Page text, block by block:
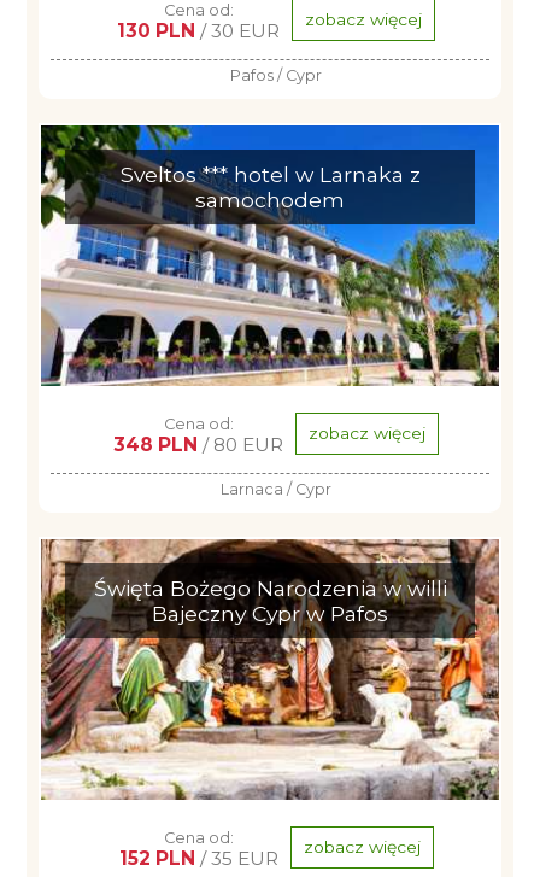
Cena od:
130 PLN / 30 EUR zobacz więcej
Pafos / Cypr
Sveltos *** hotel w Larnaka z
samochodem
Cena od:
348 PLN / 80 EUR zobacz więcej
Larnaca / Cypr
Święta Bożego Narodzenia w willi
Bajeczny Cypr w Pafos
Cena od:
152 PLN / 35 EUR zobacz więcej